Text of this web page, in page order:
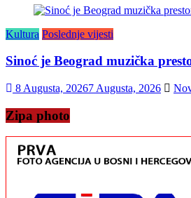
Kultura Poslednje vijesti
Sinoć je Beograd muzička
8 Augusta, 20267 Augusta, 2026
Zipa photo